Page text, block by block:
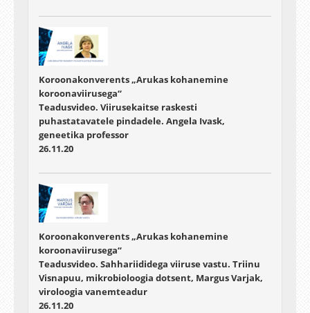
Koroonakonverents „Arukas kohanemine
koroonaviirusega“
Teadusvideo. Viirusekaitse raskesti
puhastatavatele pindadele. Angela Ivask,
geneetika professor
26.11.20
Koroonakonverents „Arukas kohanemine
koroonaviirusega“
Teadusvideo. Sahhariididega viiruse vastu. Triinu
Visnapuu, mikrobioloogia dotsent, Margus Varjak,
viroloogia vanemteadur
26.11.20